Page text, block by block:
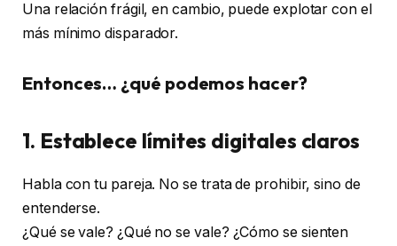
Una relación frágil, en cambio, puede explotar con el
más mínimo disparador.
Entonces… ¿qué podemos hacer?
1. Establece límites digitales claros
Habla con tu pareja. No se trata de prohibir, sino de
entenderse.
¿Qué se vale? ¿Qué no se vale? ¿Cómo se sienten